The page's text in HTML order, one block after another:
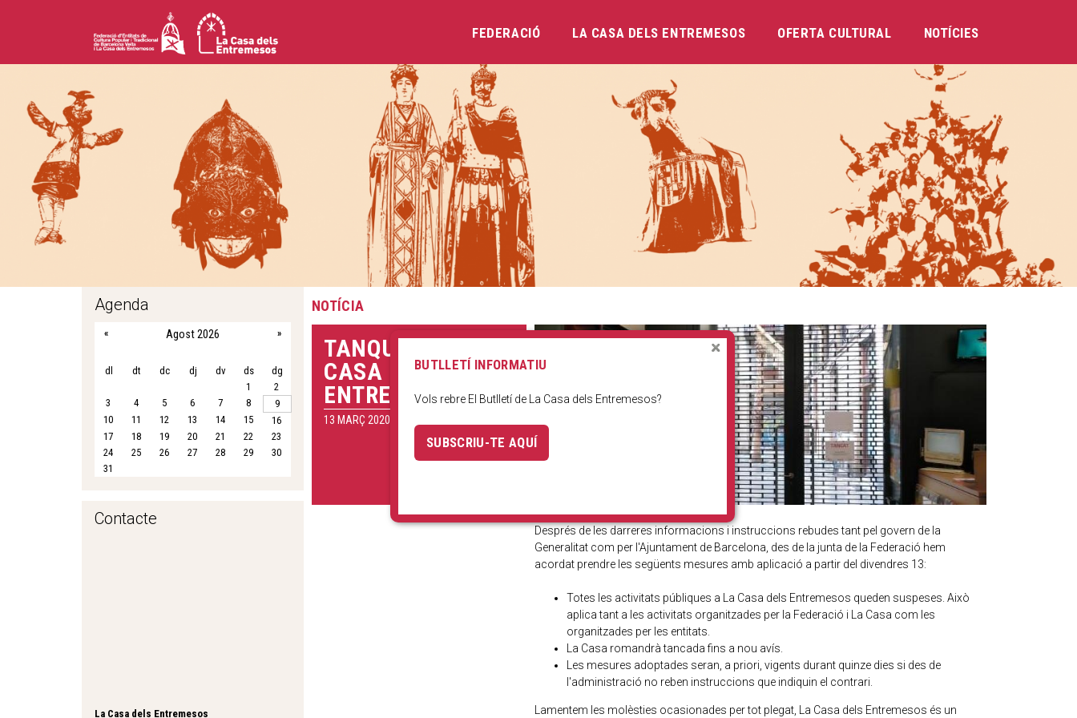
Vés
al
contingut
FEDERACIÓ LA CASA DELS ENTREMESOS OFERTA CULTURAL NOTÍCIES
NOTÍCIA
TANQUEM LA
CASA DELS
ENTREMESOS
13 MARÇ 2020
Després de les darreres informacions i instruccions rebudes tant pel govern de la
Generalitat com per l'Ajuntament de Barcelona, des de la junta de la Federació hem
acordat prendre les següents mesures amb aplicació a partir del divendres 13:
Totes les activitats públiques a La Casa dels Entremesos queden suspeses. Això
aplica tant a les activitats organitzades per la Federació i La Casa com les
organitzades per les entitats.
La Casa romandrà tancada fins a nou avís.
Les mesures adoptades seran, a priori, vigents durant quinze dies si des de
l'administració no reben instruccions que indiquin el contrari.
Lamentem les molèsties ocasionades per tot plegat, La Casa dels Entremesos és un
Agenda
Agost 2026
« »
dl dt dc dj dv ds
dg
1
2
3
4 5 6 7 8
9
10
11 12 13 14 15
16
17
18 19 20 21 22
23
24
25 26 27 28 29
30
31
Contacte
La Casa dels Entremesos
BUTLLETÍ INFORMATIU
Vols rebre El Butlletí de La Casa dels Entremesos?
SUBSCRIU-TE AQUÍ